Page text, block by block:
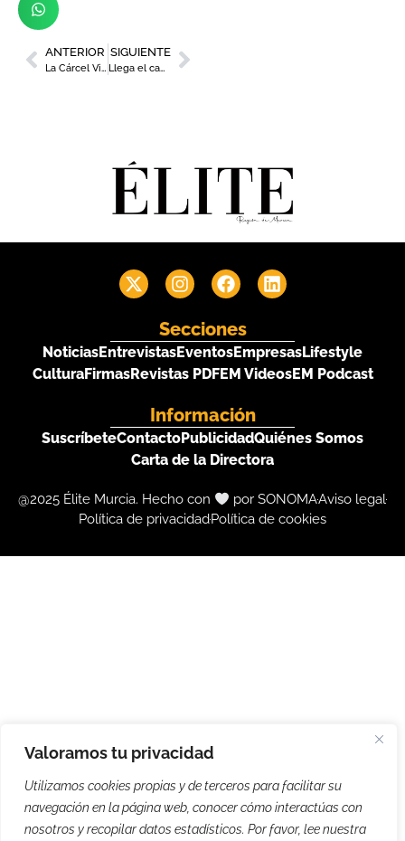
Valoramos tu privacidad
Utilizamos cookies propias y de terceros para facilitar su
navegación en la página web, conocer cómo interactúas con
nosotros y recopilar datos estadísticos. Por favor, lee nuestra
ANTERIOR
La Cárcel Vieja, entre la memoria y el futuro: así avanza la transformación de uno de los iconos de Murcia
SIGUIENTE
Llega el campamento de verano del centro comercial Atalayas para el disfrute de los más pequeños
Secciones
NoticiasEntrevistasEventosEmpresasLifestyle
CulturaFirmasRevistas PDFEM VideosEM Podcast
Información
SuscríbeteContactoPublicidadQuiénes Somos
Carta de la Directora
@2025 Élite Murcia. Hecho con por SONOMAAviso legal
Política de privacidadPolítica de cookies